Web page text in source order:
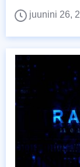
juunini 26,